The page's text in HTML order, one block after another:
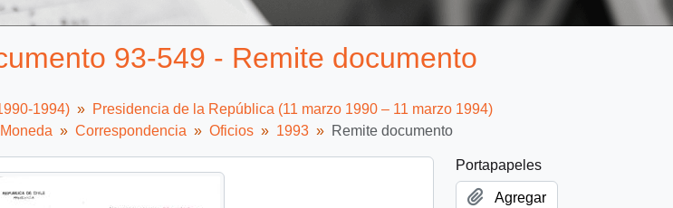
93-549 - Remite documento
1994)
Presidencia de la República (11 marzo 1990 – 11 marzo 1994)
Correspondencia Oficios 1993 Remite documento
Portapapeles
Agregar